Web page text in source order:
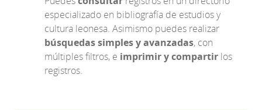
especializado en bibliografía de estudios y
cultura leonesa. Asimismo puedes realizar
búsquedas simples y avanzadas, con
múltiples filtros, e imprimir y compartir los
registros.